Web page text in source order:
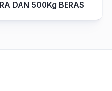
DAN 500Kg BERAS